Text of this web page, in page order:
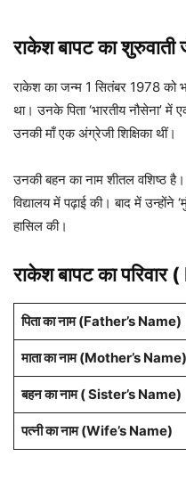
राकेश बापट का
राकेश का जन्म 1 सितंबर 1978 को
था। उनके पिता ‘भारतीय नौसेना’
उनकी माँ एक अंग्रेजी शिक्षिका थीं।
उनकी बहन का नाम शीतल वशिष्ठ है।
विद्यालय में पढ़ाई की। बाद में उन्होंने
हासिल की।
राकेश बापट का
पिता का नाम (Father’s Name)
माता का नाम (Mother’s Name)
बहन का नाम ( Sister’s Name)
पत्नी का नाम (Wife’s Name)